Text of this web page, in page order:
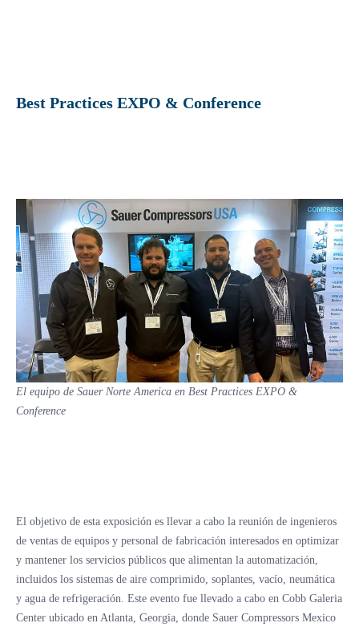
Best Practices EXPO & Conference
El equipo de Sauer Norte America en Best Practices EXPO &
Conference
El objetivo de esta exposición es llevar a cabo la reunión de ingenieros
de ventas de equipos y personal de fabricación interesados en optimizar
y mantener los servicios públicos que alimentan la automatización,
incluidos los sistemas de aire comprimido, soplantes, vacío, neumática
y agua de refrigeración. Este evento fue llevado a cabo en Cobb Galeria
Center ubicado en Atlanta, Georgia, donde Sauer Compressors Mexico